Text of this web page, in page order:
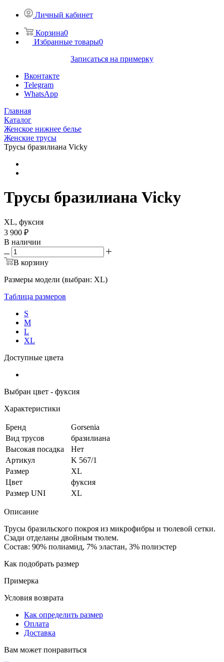
Личный кабинет
Корзина0
Избранные товары0
Записаться на примерку
Вконтакте
Telegram
WhatsApp
Главная
Каталог
Женское нижнее белье
Женские трусы
Трусы бразилиана Vicky
Трусы бразилиана Vicky
XL, фуксия
3 900 ₽
В наличии
В корзину
Размеры модели (выбран: XL)
Таблица размеров
S
M
L
XL
Доступные цвета
Выбран цвет - фуксия
Характеристики
Бренд
Gorsenia
Вид трусов
бразилиана
Высокая посадка
Нет
Артикул
K 567/1
Размер
XL
Цвет
фуксия
Размер UNI
XL
Описание
Трусы бразильского покроя из микрофибры и тюлевой сетки.
Сзади отделаны двойным тюлем.
Состав: 90% полиамид, 7% эластан, 3% полиэстер
Как подобрать размер
Примерка
Условия возврата
Как определить размер
Оплата
Доставка
Вам может понравиться